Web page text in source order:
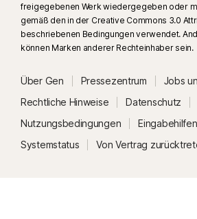
freigegebenen Werk wiedergegeben oder
gemäß den in der Creative Commons 3.0
beschriebenen Bedingungen verwendet.
können Marken anderer Rechteinhaber sein.
Über Gen Pressezentrum
Jobs
Rechtliche Hinweise
Datenschutz
Nutzungsbedingungen
Eingabehilfen
Systemstatus
Von Vertrag